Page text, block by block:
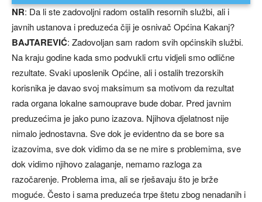
NR: Da li ste zadovoljni radom ostalih resornih službi, ali i
javnih ustanova i preduzeća čiji je osnivač Općina Kakanj?
BAJTAREVIĆ: Zadovoljan sam radom svih općinskih službi.
Na kraju godine kada smo podvukli crtu vidjeli smo odlične
rezultate. Svaki uposlenik Općine, ali i ostalih trezorskih
korisnika je davao svoj maksimum sa motivom da rezultat
rada organa lokalne samouprave bude dobar. Pred javnim
preduzećima je jako puno izazova. Njihova djelatnost nije
nimalo jednostavna. Sve dok je evidentno da se bore sa
izazovima, sve dok vidimo da se ne mire s problemima, sve
dok vidimo njihovo zalaganje, nemamo razloga za
razočarenje. Problema ima, ali se rješavaju što je brže
moguće. Često i sama preduzeća trpe štetu zbog nenadanih i